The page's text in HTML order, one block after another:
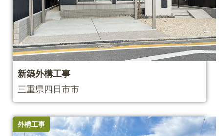
新築外構⼯事
三重県四日市市
外構工事